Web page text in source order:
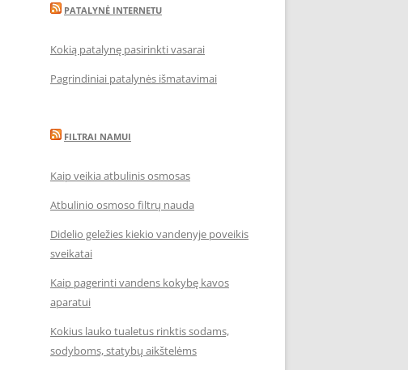
PATALYNĖ INTERNETU
Kokią patalynę pasirinkti vasarai
Pagrindiniai patalynės išmatavimai
FILTRAI NAMUI
Kaip veikia atbulinis osmosas
Atbulinio osmoso filtrų nauda
Didelio geležies kiekio vandenyje poveikis
sveikatai
Kaip pagerinti vandens kokybę kavos
aparatui
Kokius lauko tualetus rinktis sodams,
sodyboms, statybų aikštelėms